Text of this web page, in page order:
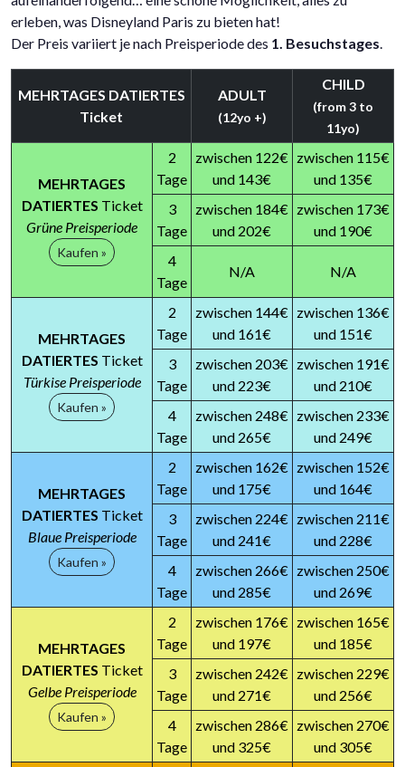
erleben, was Disneyland Paris zu bieten hat!
Der Preis variiert je nach Preisperiode des 1. Besuchstages.
MEHRTAGES DATIERTES
Ticket
ADULT
(12yo +)
CHILD
(from 3 to
11yo)
MEHRTAGES
DATIERTES Ticket
Grüne Preisperiode
Kaufen »
2
Tage
zwischen 122€
und 143€
zwischen 115€
und 135€
3
Tage
zwischen 184€
und 202€
zwischen 173€
und 190€
4
Tage
N/A N/A
MEHRTAGES
DATIERTES Ticket
Türkise Preisperiode
Kaufen »
2
Tage
zwischen 144€
und 161€
zwischen 136€
und 151€
3
Tage
zwischen 203€
und 223€
zwischen 191€
und 210€
4
Tage
zwischen 248€
und 265€
zwischen 233€
und 249€
MEHRTAGES
DATIERTES Ticket
Blaue Preisperiode
Kaufen »
2
Tage
zwischen 162€
und 175€
zwischen 152€
und 164€
3
Tage
zwischen 224€
und 241€
zwischen 211€
und 228€
4
Tage
zwischen 266€
und 285€
zwischen 250€
und 269€
MEHRTAGES
DATIERTES Ticket
Gelbe Preisperiode
Kaufen »
2
Tage
zwischen 176€
und 197€
zwischen 165€
und 185€
3
Tage
zwischen 242€
und 271€
zwischen 229€
und 256€
4
Tage
zwischen 286€
und 325€
zwischen 270€
und 305€